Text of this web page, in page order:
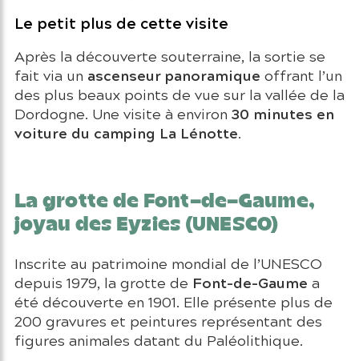
Le petit plus de cette visite
Après la découverte souterraine, la sortie se
fait via un ascenseur panoramique offrant l’un
des plus beaux points de vue sur la vallée de la
Dordogne. Une visite à environ 30 minutes en
voiture du camping La Lénotte.
La grotte de Font-de-Gaume,
joyau des Eyzies (UNESCO)
Inscrite au patrimoine mondial de l’UNESCO
depuis 1979, la grotte de Font-de-Gaume a
été découverte en 1901. Elle présente plus de
200 gravures et peintures représentant des
figures animales datant du Paléolithique.